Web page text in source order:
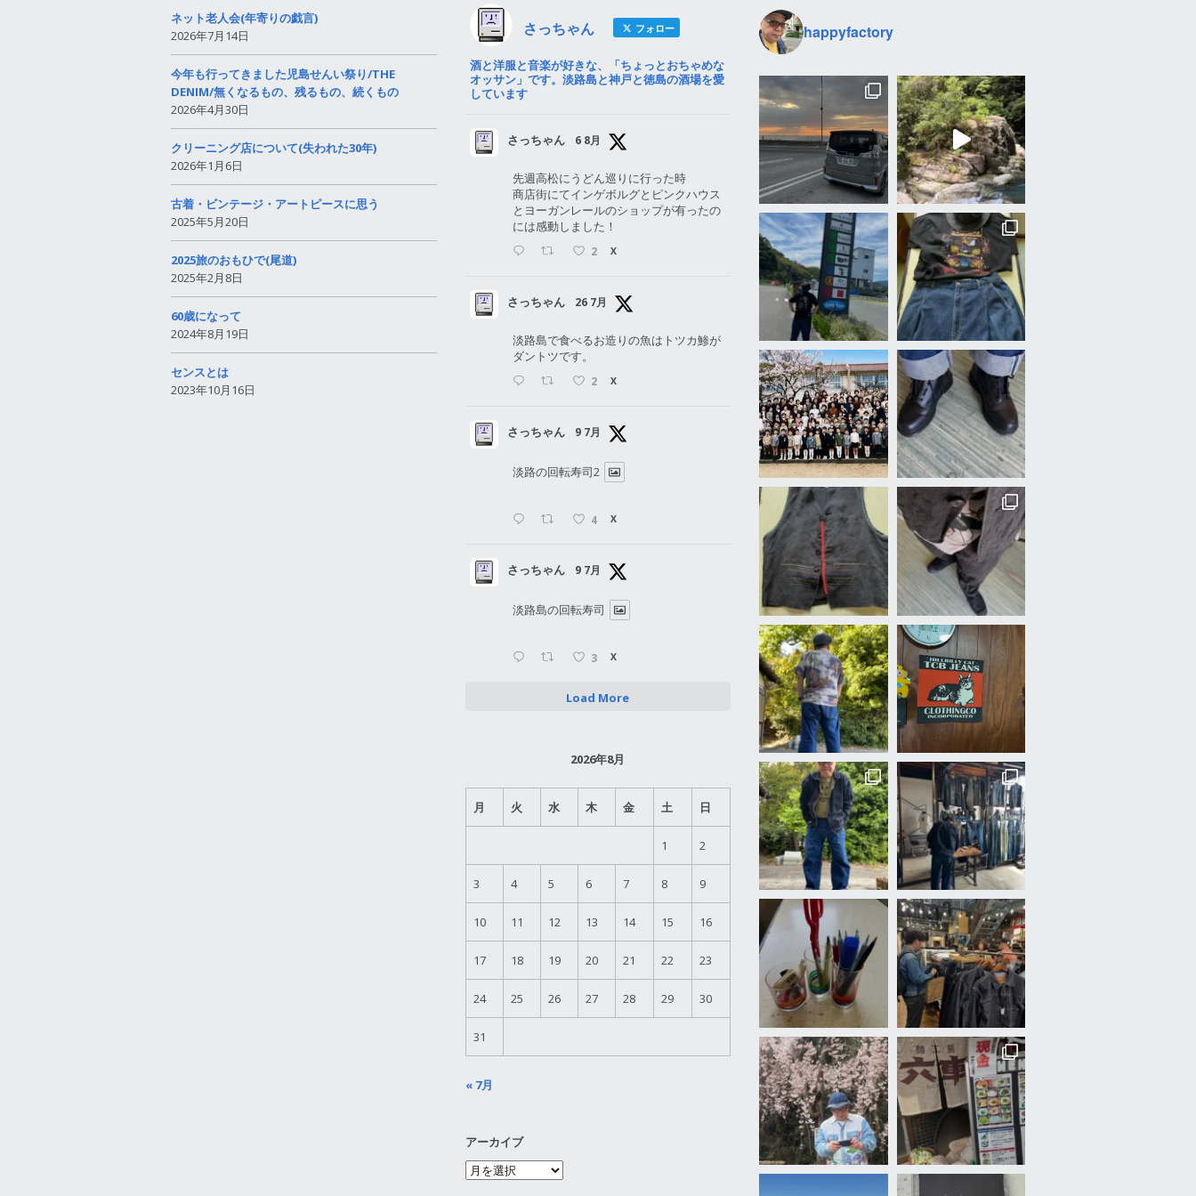
ネット老人会(年寄りの戯言)
2026年7月14日
今年も行ってきました児島せんい祭り/THE
DENIM/無くなるもの、残るもの、続くもの
2026年4月30日
クリーニング店について(失われた30年)
2026年1月6日
古着・ビンテージ・アートピースに思う
2025年5月20日
2025旅のおもひで(尾道)
2025年2月8日
60歳になって
2024年8月19日
センスとは
2023年10月16日
さっちゃん フォロー
酒と洋服と音楽が好きな、「ちょっとおちゃめな
オッサン」です。淡路島と神戸と徳島の酒場を愛
しています
さっちゃん 6 8月
先週高松にうどん巡りに行った時
商店街にてインゲボルグとピンクハウス
とヨーガンレールのショップが有ったの
には感動しました！
2 X
さっちゃん 26 7月
淡路島で食べるお造りの魚はトツカ鯵が
ダントツです。
2 X
さっちゃん 9 7月
淡路の回転寿司2
4 X
さっちゃん 9 7月
淡路島の回転寿司
3 X
Load More
2026年8月
月 火 水 木 金 土 日
1 2
3 4 5 6 7 8 9
10 11 12 13 14 15 16
17 18 19 20 21 22 23
24 25 26 27 28 29 30
31
« 7月
アーカイブ
happyfactory